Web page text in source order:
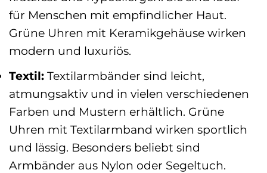
für Menschen mit empfindlicher Haut.
Grüne Uhren mit Keramikgehäuse wirken
modern und luxuriös.
Textil: Textilarmbänder sind leicht,
atmungsaktiv und in vielen verschiedenen
Farben und Mustern erhältlich. Grüne
Uhren mit Textilarmband wirken sportlich
und lässig. Besonders beliebt sind
Armbänder aus Nylon oder Segeltuch.